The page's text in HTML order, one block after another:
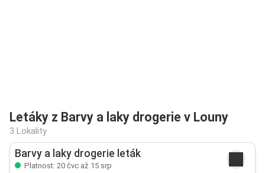
Letáky z Barvy a laky drogerie v Louny
3 Lokality
Barvy a laky drogerie leták
Platnost: 20 čvc až 15 srp